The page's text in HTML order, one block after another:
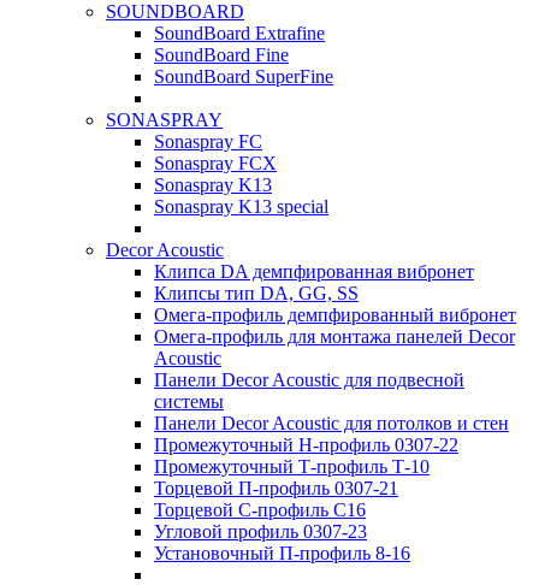
SOUNDBOARD
SoundBoard Extrafine
SoundBoard Fine
SoundBoard SuperFine
SONASPRAY
Sonaspray FC
Sonaspray FCX
Sonaspray K13
Sonaspray K13 special
Decor Acoustic
Клипса DA демпфированная вибронет
Клипсы тип DA, GG, SS
Омега-профиль демпфированный вибронет
Омега-профиль для монтажа панелей Decor
Acoustic
Панели Decor Acoustic для подвесной
системы
Панели Decor Acoustic для потолков и стен
Промежуточный Н-профиль 0307-22
Промежуточный Т-профиль Т-10
Торцевой П-профиль 0307-21
Торцевой С-профиль С16
Угловой профиль 0307-23
Установочный П-профиль 8-16